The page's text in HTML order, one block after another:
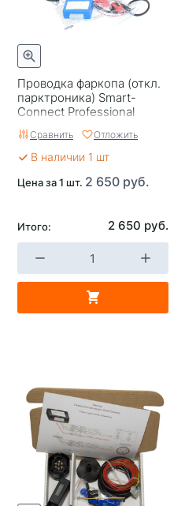
Проводка фаркопа (откл.
парктроника) Smart-
Connect Professional
TRAILERCOM
Сравнить Отложить
В наличии 1 шт
Цена за 1 шт. 2 650 руб.
Итого: 2 650 руб.